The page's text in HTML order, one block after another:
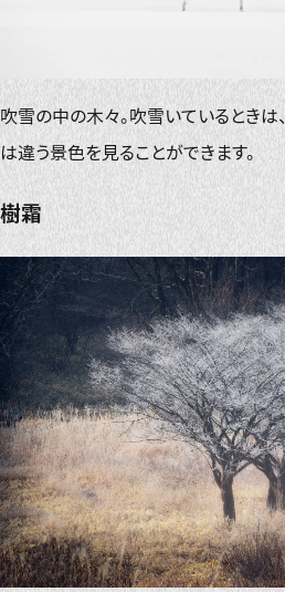
吹雪の中の木々。吹雪いているときは
は違う景色を見ることができます。
樹霜